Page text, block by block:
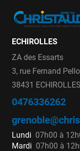
ECHIROLLES
ZA des Essarts
3, rue Fernand
38431
0476336262
Lundi 07h00 à
Mardi 07h00 à